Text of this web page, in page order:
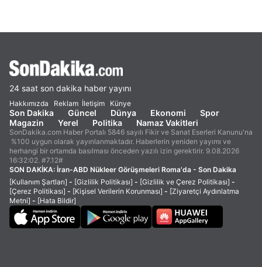
24 saat son dakika haber yayını
Hakkımızda Reklam İletişim Künye
Son Dakika Güncel Dünya Ekonomi
Spor
Magazin
Yerel Politika Namaz Vakitleri
SonDakika.com Haber Portalı 5846 sayılı Fikir ve Sanat Eserleri Kanunu'na
%100 uygun olarak yayınlanmaktadır. Haberlerin yeniden yayımı ve
herhangi bir ortamda basılması önceden yazılı izin gerektirir. 9.08.2026
16:32:02. #7.12#
SON DAKİKA: İran-ABD Nükleer Görüşmeleri Roma'da - Son Dakika
[Kullanım Şartları] - [Gizlilik Politikası] - [Gizlilik ve Çerez Politikası] -
[Çerez Politikası] - [Kişisel Verilerin Korunması] - [Ziyaretçi Aydınlatma
Metni] - [Hata Bildir]